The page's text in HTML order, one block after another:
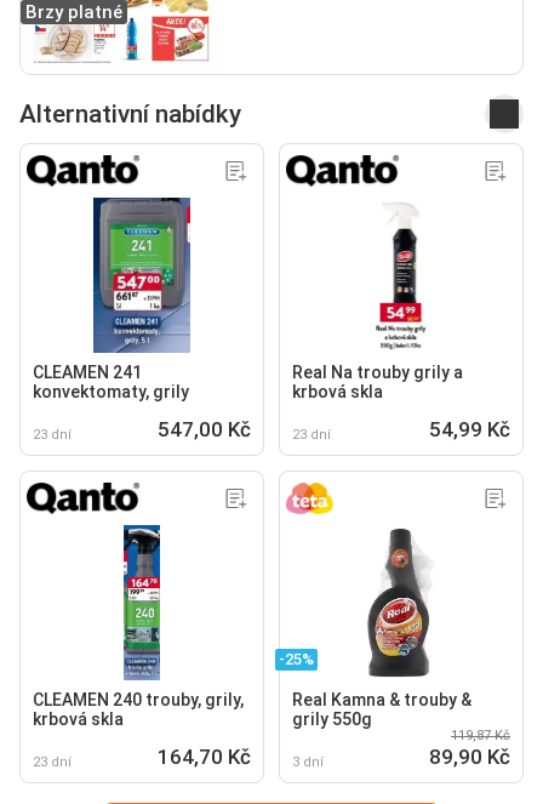
Brzy platné
Alternativní nabídky
CLEAMEN 241
konvektomaty, grily
23 dní 547,00 Kč
Real Na trouby grily a
krbová skla
23 dní 54,99 Kč
CLEAMEN 240 trouby, grily,
krbová skla
23 dní 164,70 Kč
-25%
Real Kamna & trouby &
grily 550g
3 dní
119,87 Kč
89,90 Kč